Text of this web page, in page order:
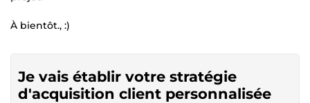
À bientôt., :)
Je vais établir votre stratégie
d'acquisition client personnalisée